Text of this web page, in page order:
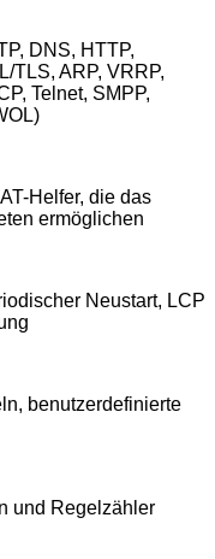
DNS, HTTP,
TLS, ARP, VRRP,
Telnet, SMPP,
Helfer, die das
ermöglichen
Neustart, LCP
benutzerdefinierte
und Regelzähler